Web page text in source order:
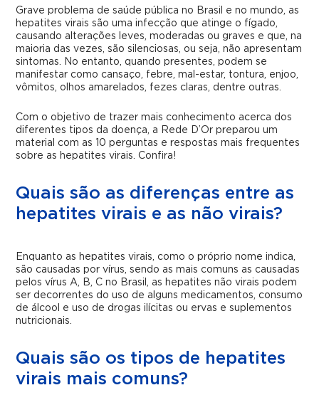
Grave problema de saúde pública no Brasil e no mundo, as
hepatites virais são uma infecção que atinge o fígado,
causando alterações leves, moderadas ou graves e que, na
maioria das vezes, são silenciosas, ou seja, não apresentam
sintomas. No entanto, quando presentes, podem se
manifestar como cansaço, febre, mal-estar, tontura, enjoo,
vômitos, olhos amarelados, fezes claras, dentre outras.
Com o objetivo de trazer mais conhecimento acerca dos
diferentes tipos da doença, a Rede D’Or preparou um
material com as 10 perguntas e respostas mais frequentes
sobre as hepatites virais. Confira!
Quais são as diferenças entre as
hepatites virais e as não virais?
Enquanto as hepatites virais, como o próprio nome indica,
são causadas por vírus, sendo as mais comuns as causadas
pelos vírus A, B, C no Brasil, as hepatites não virais podem
ser decorrentes do uso de alguns medicamentos, consumo
de álcool e uso de drogas ilícitas ou ervas e suplementos
nutricionais.
Quais são os tipos de hepatites
virais mais comuns?